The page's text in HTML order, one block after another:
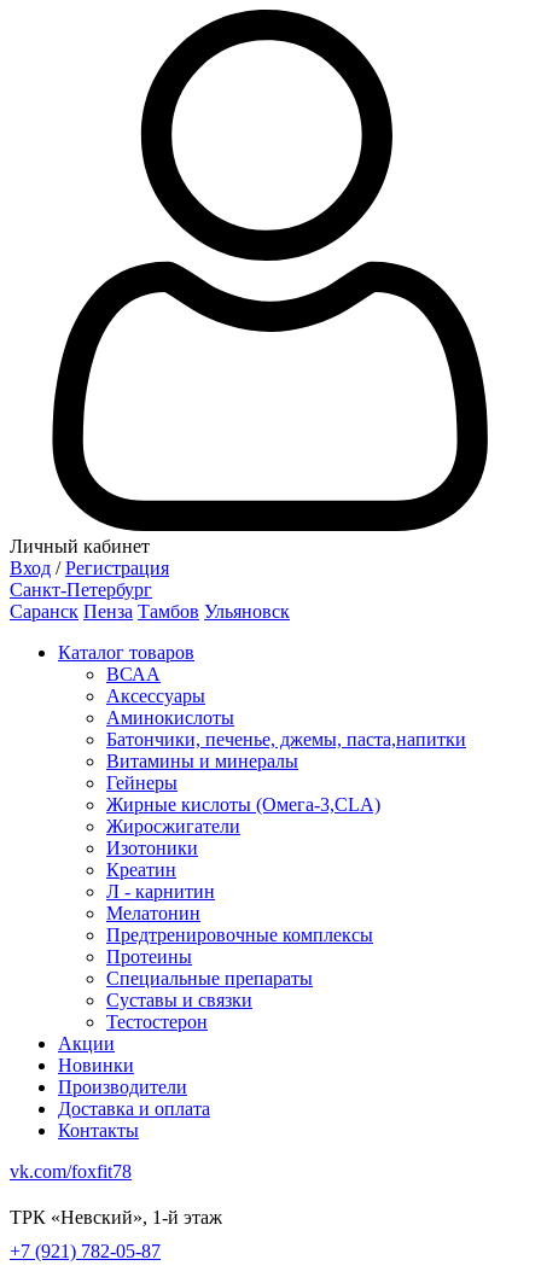
Личный кабинет
Вход / Регистрация
Санкт-Петербург
Саранск Пенза Тамбов Ульяновск
Каталог товаров
ВСАА
Аксессуары
Аминокислоты
Батончики, печенье, джемы, паста,напитки
Витамины и минералы
Гейнеры
Жирные кислоты (Омега-3,CLA)
Жиросжигатели
Изотоники
Креатин
Л - карнитин
Мелатонин
Предтренировочные комплексы
Протеины
Специальные препараты
Суставы и связки
Тестостерон
Акции
Новинки
Производители
Доставка и оплата
Контакты
vk.com/foxfit78
ТРК «Невский», 1-й этаж
+7 (921) 782-05-87